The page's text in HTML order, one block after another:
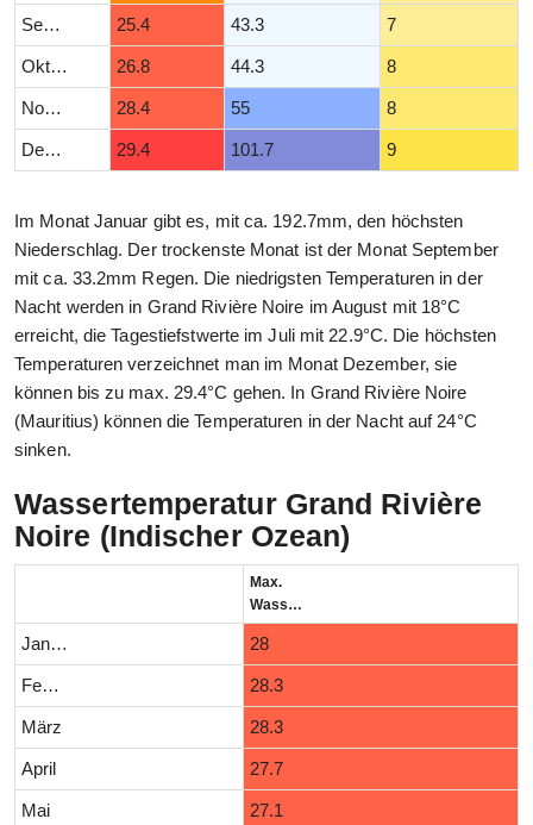
September 25.4 43.3 7
Oktober 26.8 44.3 8
November 28.4 55 8
Dezember 29.4 101.7 9
Im Monat Januar gibt es, mit ca. 192.7mm, den höchsten
Niederschlag. Der trockenste Monat ist der Monat September
mit ca. 33.2mm Regen. Die niedrigsten Temperaturen in der
Nacht werden in Grand Rivière Noire im August mit 18°C
erreicht, die Tagestiefstwerte im Juli mit 22.9°C. Die höchsten
Temperaturen verzeichnet man im Monat Dezember, sie
können bis zu max. 29.4°C gehen. In Grand Rivière Noire
(Mauritius) können die Temperaturen in der Nacht auf 24°C
sinken.
Wassertemperatur Grand Rivière
Noire (Indischer Ozean)
Max.
Wassertemperatur (°C)
Januar 28
Februar 28.3
März 28.3
April 27.7
Mai 27.1